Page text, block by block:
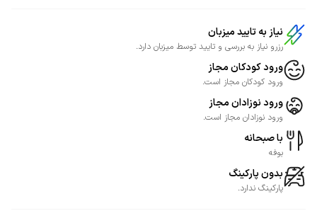
نیاز به تایید میزبان
رزرو نیاز به بررسی و تایید توسط میزبان دارد.
ورود کودکان مجاز
ورود کودکان مجاز است.
ورود نوزادان مجاز
ورود نوزادان مجاز است.
با صبحانه
بوفه
بدون پارکینگ
پارکینگ ندارد.